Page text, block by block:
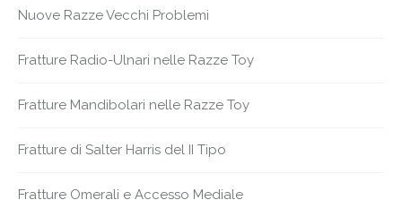
Nuove Razze Vecchi Problemi
Fratture Radio-Ulnari nelle Razze Toy
Fratture Mandibolari nelle Razze Toy
Fratture di Salter Harris del II Tipo
Fratture Omerali e Accesso Mediale